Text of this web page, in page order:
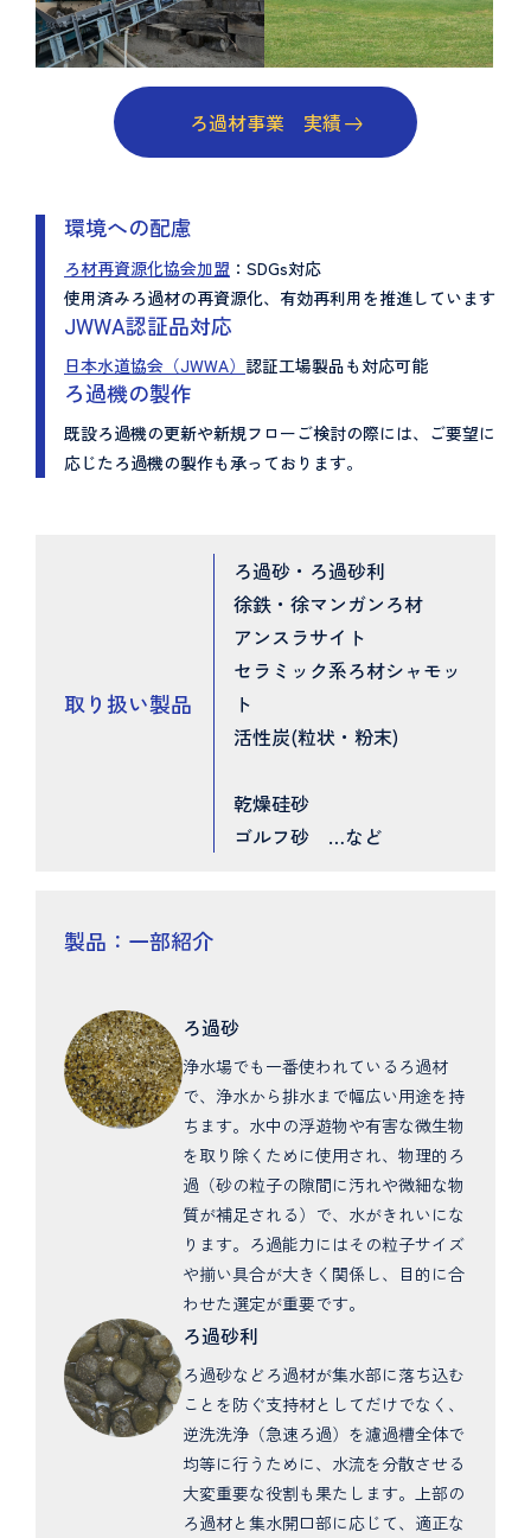
ろ過材事業 実績
環境への配慮
ろ材再資源化協会加盟 ：SDGs対応
使用済みろ過材の再資源化、有効再利用を推進しています
JWWA認証品対応
日本水道協会（JWWA） 認証工場製品も対応可能
ろ過機の製作
既設ろ過機の更新や新規フローご検討の際には、ご要望に
応じたろ過機の製作も承っております。
取り扱い製品
ろ過砂・ろ過砂利
徐鉄・徐マンガンろ材
アンスラサイト
セラミック系ろ材シャモッ
ト
活性炭(粒状・粉末)
乾燥硅砂
ゴルフ砂 …など
製品：一部紹介
ろ過砂
浄水場でも一番使われているろ過材
で、浄水から排水まで幅広い用途を持
ちます。水中の浮遊物や有害な微生物
を取り除くために使用され、物理的ろ
過（砂の粒子の隙間に汚れや微細な物
質が補足される）で、水がきれいにな
ります。ろ過能力にはその粒子サイズ
や揃い具合が大きく関係し、目的に合
わせた選定が重要です。
ろ過砂利
ろ過砂などろ過材が集水部に落ち込む
ことを防ぐ支持材としてだけでなく、
逆洗洗浄（急速ろ過）を濾過槽全体で
均等に行うために、水流を分散させる
大変重要な役割も果たします。上部の
ろ過材と集水開口部に応じて、適正な